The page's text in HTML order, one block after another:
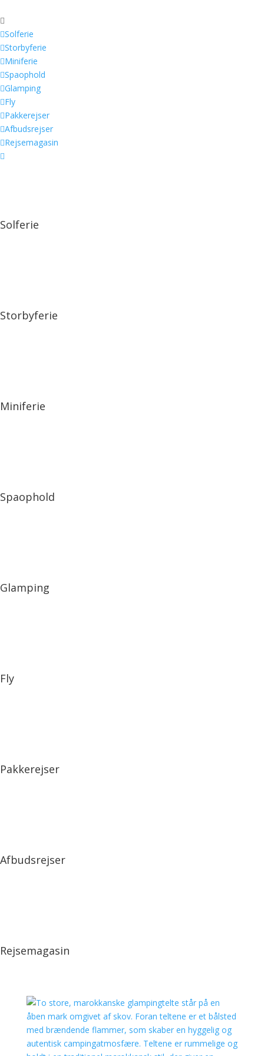

Solferie
Storbyferie
Miniferie
Spaophold
Glamping
Fly
Pakkerejser
Afbudsrejser
Rejsemagasin

Solferie
Storbyferie
Miniferie
Spaophold
Glamping
Fly
Pakkerejser
Afbudsrejser
Rejsemagasin